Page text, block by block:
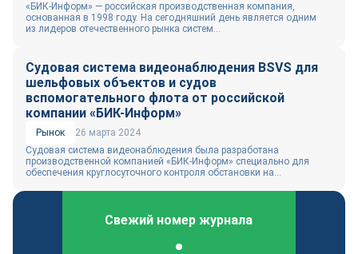
«БИК-Информ» — российская производственная компания,
основанная в 1998 году. На сегодняшний день является одним
из лидеров отечественного рынка систем...
Судовая система видеонаблюдения BSVS для
шельфовых объектов и судов
вспомогательного флота от российской
компании «БИК-Информ»
Рынок
26 марта 2024
Судовая система видеонаблюдения была разработана
производственной компанией «БИК-Информ» специально для
обеспечения круглосуточного контроля обстановки на...
Свежий номер журнала